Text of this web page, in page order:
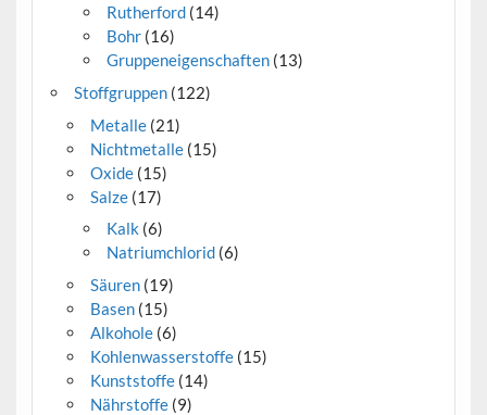
Rutherford (14)
Bohr (16)
Gruppeneigenschaften (13)
Stoffgruppen(122)
Metalle(21)
Nichtmetalle(15)
Oxide(15)
Salze(17)
Kalk (6)
Natriumchlorid (6)
Säuren(19)
Basen(15)
Alkohole(6)
Kohlenwasserstoffe(15)
Kunststoffe(14)
Nährstoffe(9)